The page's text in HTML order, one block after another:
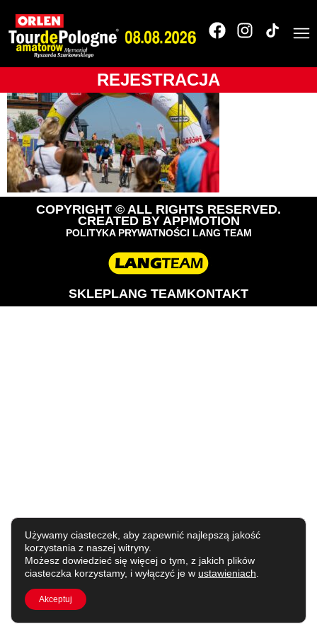
REJESTRACJA
_A1_2091
COPYRIGHT © ALL RIGHTS RESERVED.
CREATED BY APPMOTION
POLITYKA PRYWATNOŚCI LANG TEAM
SKLEPLANG TEAMKONTAKT
Używamy ciasteczek, aby zapewnić najlepszą jakość
korzystania z naszej witryny.
Możesz dowiedzieć się więcej o tym, z jakich plików
ciasteczka korzystamy, i wyłączyć je w ustawieniach
Akceptuj